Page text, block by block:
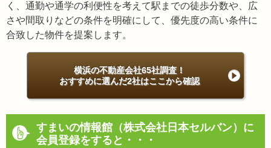
く、通勤や通学の利便性を考えて駅までの徒歩分数や、広
さや間取りなどの条件を明確にして、優先度の高い条件に
合致した物件を提案します。
横浜の不動産会社65社調査！
おすすめに選んだ2社はここから確認
すまいの情報館（株式会社日本セルバン）に
会員登録をすると・・・